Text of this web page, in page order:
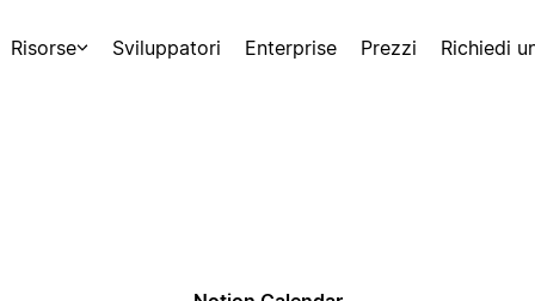
Risorse Sviluppatori Enterprise Prezzi Richiedi